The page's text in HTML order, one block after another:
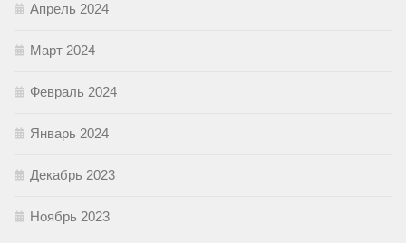
Апрель 2024
Март 2024
Февраль 2024
Январь 2024
Декабрь 2023
Ноябрь 2023